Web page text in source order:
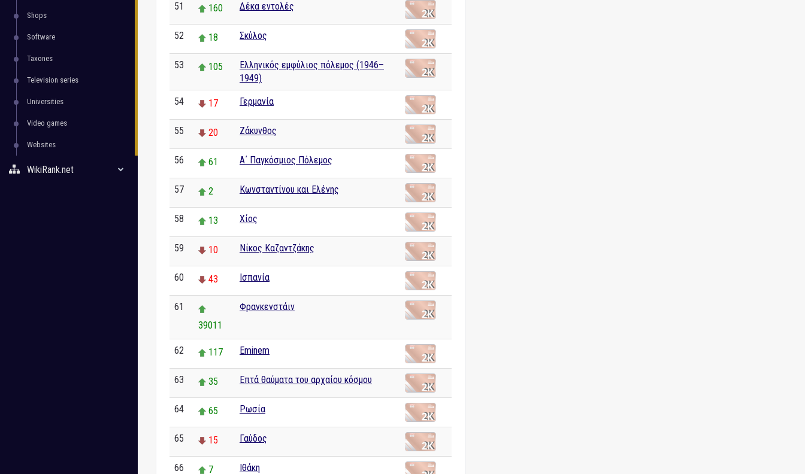
Shops
Software
Taxones
Television series
Universities
Video games
Websites
WikiRank.net
51 160 Δέκα εντολές
52 18 Σκύλος
53 105
Ελληνικός εμφύλιος πόλεμος (1946–
1949)
54 17 Γερμανία
55 20 Ζάκυνθος
56 61 Α΄ Παγκόσμιος Πόλεμος
57 2 Κωνσταντίνου και Ελένης
58 13 Χίος
59 10 Νίκος Καζαντζάκης
60 43 Ισπανία
61
39011
Φρανκενστάιν
62 117 Eminem
63 35 Επτά θαύματα του αρχαίου κόσμου
64 65 Ρωσία
65 15 Γαύδος
66 7 Ιθάκη